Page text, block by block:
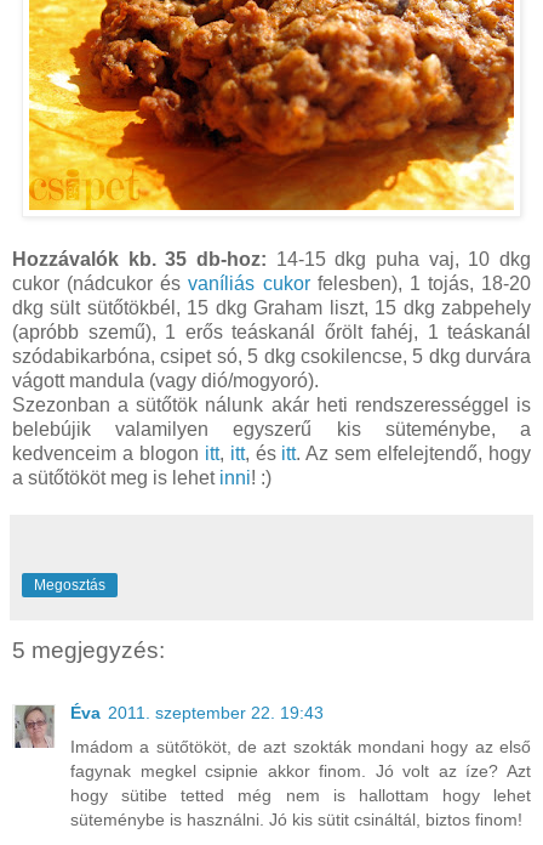
Hozzávalók kb. 35 db-hoz: 14-15 dkg puha vaj, 10 dkg
cukor (nádcukor ésvaníliás cukorfelesben), 1 tojás, 18-20
dkg sült sütőtökbél, 15 dkg Graham liszt, 15 dkg zabpehely
(apróbb szemű), 1 erős teáskanál őrölt fahéj, 1 teáskanál
szódabikarbóna, csipet só, 5 dkg csokilencse, 5 dkg durvára
vágott mandula (vagy dió/mogyoró).
Szezonban a sütőtök nálunk akár heti rendszerességgel is
belebújik valamilyen egyszerű kis süteménybe, a
kedvenceim a blogon itt, itt, és itt. Az sem elfelejtendő, hogy
a sütőtököt meg is lehet inni! :)
Megosztás
5 megjegyzés:
Éva 2011. szeptember 22. 19:43
Imádom a sütőtököt, de azt szokták mondani hogy az első
fagynak megkel csipnie akkor finom. Jó volt az íze? Azt
hogy sütibe tetted még nem is hallottam hogy lehet
süteménybe is használni. Jó kis sütit csináltál, biztos finom!